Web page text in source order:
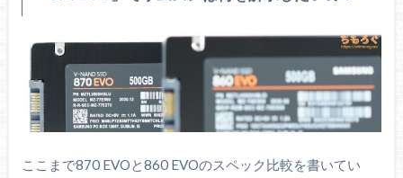
ここまで870 EVOと860 EVOのスペック比較を書いてい